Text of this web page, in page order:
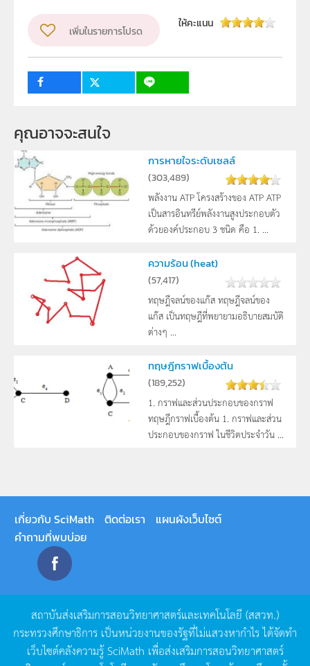
อติโรจน์ ปพัฒน์เปรมสิริ
วิชา
ชีววิทยา
ระดับชั้น
เพิ่มในรายการโปรด
ให้คะแนน
คุณอาจจะสนใจ
การหายใจระดับเซลล์
(303,489)
พลังงาน ATP โครงสร้างของ ATP ATP
เป็นสารอินทรีย์พลังงานสูงประกอบตัว
ด้วยองค์ประกอบ 3 ชนิด คือ 1. ...
ความร้อน (heat)
(57,417)
ทฤษฎีจลน์ของแก๊ส ทฤษฎีจลน์ของ
แก๊ส เป็นทฤษฎีที่พยายามอธิบายสมบัติ
ต่างๆ ...
ทฤษฎีกราฟเบื้องต้น
(189,252)
1. กราฟและส่วนประกอบของกราฟ
ทฤษฎีกราฟเบื้องต้น 1. กราฟและส่วน
ประกอบของกราฟ ในชีวิตประจำวัน ...
เกี่ยวกับ SciMath ติดต่อเรา
แผนผังเว็บไซต์
คำถามที่พบบ่อย
สถาบันส่งเสริมการสอนวิทยาศาสตร์และเทคโนโลยี (สสวท.)
กระทรวงศึกษาธิการ เป็นหน่วยงานของรัฐที่ไม่แสวงหากำไรได้จัดทำ
เว็บไซต์คลังความรู้SciMath เพื่อส่งเสริมการสอนวิทยาศาสตร์